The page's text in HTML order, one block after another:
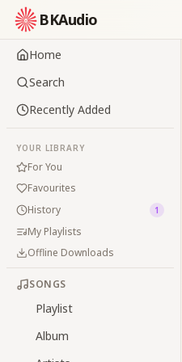
BKAudio
Home
Search
Recently Added
YOUR LIBRARY
For You
Favourites
History
1
My Playlists
Offline Downloads
SONGS
Playlist
Album